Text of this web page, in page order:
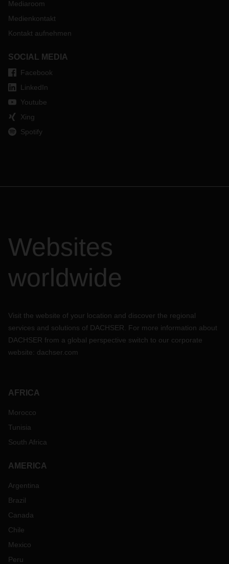
Mediaroom
Medienkontakt
Kontakt aufnehmen
SOCIAL MEDIA
Facebook
LinkedIn
Youtube
Xing
Spotify
Websites
worldwide
Visit the website of your location and discover the regional
services and solutions of DACHSER. For more information about
DACHSER from a global perspective switch to our corporate
website: dachser.com
AFRICA
Morocco
Tunisia
South Africa
AMERICA
Argentina
Brazil
Canada
Chile
Mexico
Peru